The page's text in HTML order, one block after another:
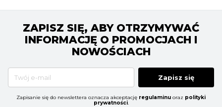
ZAPISZ SIĘ, ABY OTRZYMYWAĆ
INFORMACJĘ O PROMOCJACH I
NOWOŚCIACH
Zapisz się
Zapisanie się do newslettera oznacza akceptację regulaminu oraz polityki
prywatności.